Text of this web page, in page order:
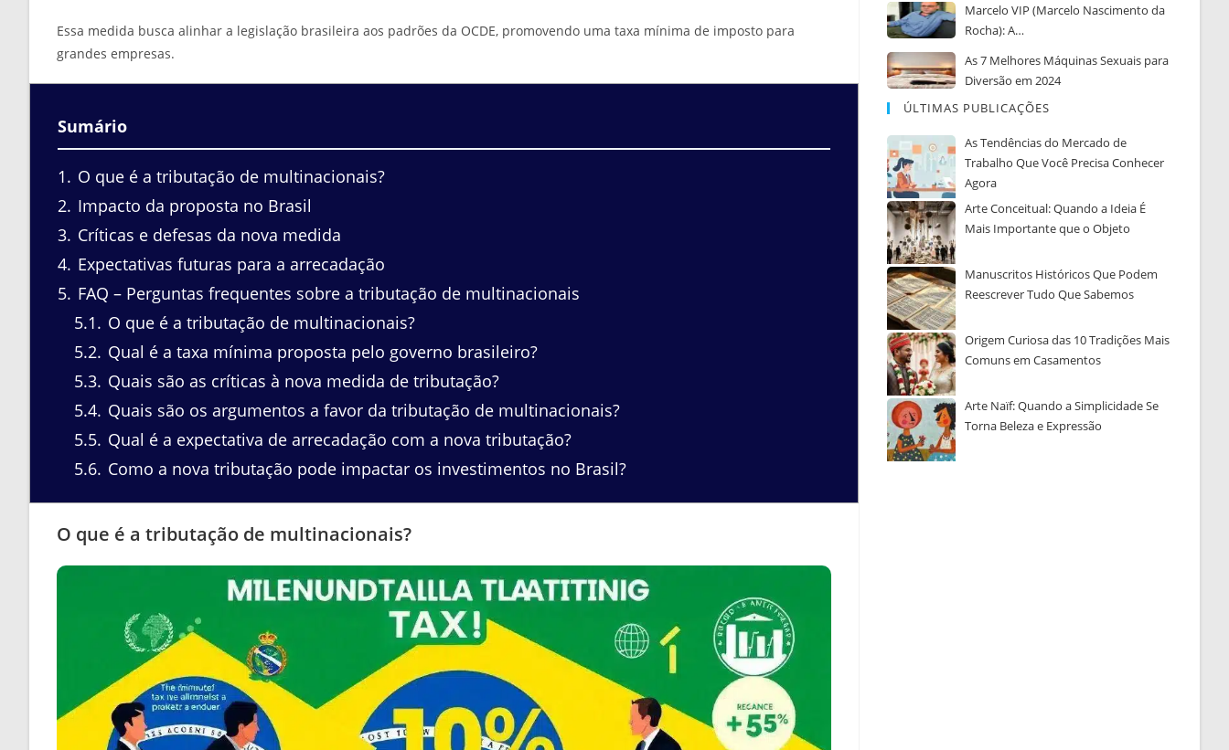
Essa medida busca alinhar a legislação brasileira aos padrões da OCDE, promovendo uma taxa mínima de imposto para
grandes empresas.
Sumário
1
O que é a tributação de multinacionais?
2 Impacto da proposta no Brasil
3 Críticas e defesas da nova medida
4 Expectativas futuras para a arrecadação
5 FAQ – Perguntas frequentes sobre a tributação de multinacionais
5.1
O que é a tributação de multinacionais?
5.2 Qual é a taxa mínima proposta pelo governo brasileiro?
5.3 Quais são as críticas à nova medida de tributação?
5.4 Quais são os argumentos a favor da tributação de multinacionais?
5.5 Qual é a expectativa de arrecadação com a nova tributação?
5.6 Como a nova tributação pode impactar os investimentos no Brasil?
O que é a tributação de multinacionais?
Marcelo VIP (Marcelo Nascimento da
Rocha): A…
As 7 Melhores Máquinas Sexuais para
Diversão em 2024
ÚLTIMAS PUBLICAÇÕES
As Tendências do Mercado de
Trabalho Que Você Precisa Conhecer
Agora
Arte Conceitual: Quando a Ideia É
Mais Importante que o Objeto
Manuscritos Históricos Que Podem
Reescrever Tudo Que Sabemos
Origem Curiosa das 10 Tradições Mais
Comuns em Casamentos
Arte Naïf: Quando a Simplicidade Se
Torna Beleza e Expressão